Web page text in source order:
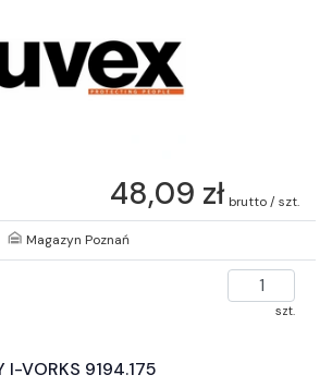
48,09 zł brutto / szt.
Magazyn Poznań
szt.
I-VORKS 9194.175